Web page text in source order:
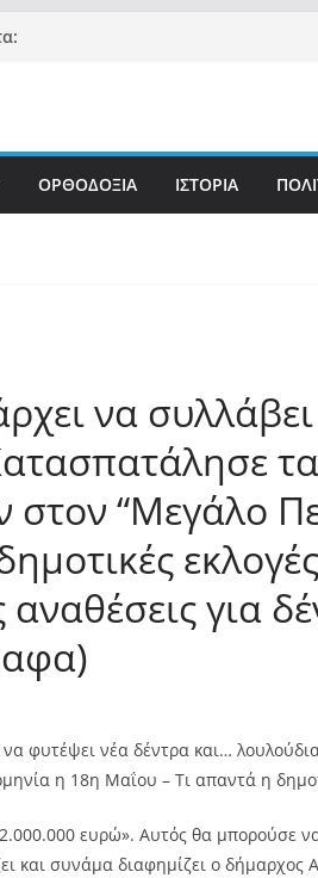
ΟΡΘΟΔΟΞΙΑ ΙΣΤΟΡΙΑ
να
“Μεγάλο
για
φυτέψει νέα δέντρα και…
η 18η Μαΐου – Τι απαντά η
ευρώ». Αυτός θα μπορούσε να
και συνάμα διαφημίζει ο